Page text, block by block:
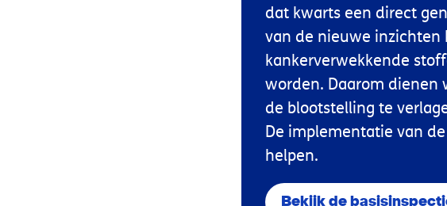
dat kwarts een direct
van de nieuwe inzichten
kankerverwekkende
worden. Daarom dienen
de blootstelling te
De implementatie van
helpen.
Bekijk de